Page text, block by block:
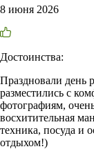
8 июня 2026
Достоинства:
Праздновали день
разместились с
фотографиям,
восхитительная
техника, посуда и
отдыхом!)